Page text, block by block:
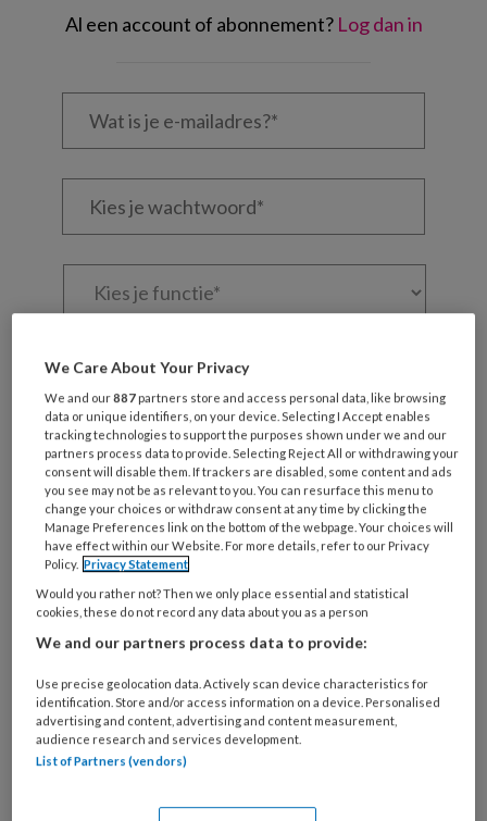
Al een account of abonnement? Log dan in
Wat
Kies
Kies
functie *
welke
organisatie
werk
je?
Untitled
Ontvang 2x per week de
KinderopvangTotaal nieuwsbrief
Ontvang iedere zondag het
Management Kinderopvang
Weekoverzicht
Ja, ik geef toestemming voor e-mails
Springer Media B.V.
?
Uw bovenstaande gegevens kunnen worden toegevoegd aan
We Care About Your Privacy
We and our887 partners store and access personal data, like browsing
data or unique identifiers, on your device. Selecting I Accept enables
tracking technologies to support the purposes shown under we and our
partners process data to provide. Selecting Reject All or withdrawing your
consent will disable them. If trackers are disabled, some content and ads
you see may not be as relevant to you. You can resurface this menu to
change your choices or withdraw consent at any time by clicking the
Manage Preferences link on the bottom of the webpage. Your choices will
have effect within our Website. For more details, refer to our Privacy
Policy. Privacy Statement
Would you rather not? Then we only place essential and statistical
cookies, these do not record any data about you as a person
We and our partners process data to provide:
Use precise geolocation data. Actively scan device characteristics for
identification. Store and/or access information on a device. Personalised
advertising and content, advertising and content measurement,
audience research and services development.
List of Partners (vendors)